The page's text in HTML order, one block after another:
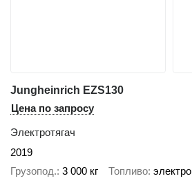
Jungheinrich EZS130
Цена по запросу
Электротягач
2019
Грузопод. 3 000 кг Топливо электро